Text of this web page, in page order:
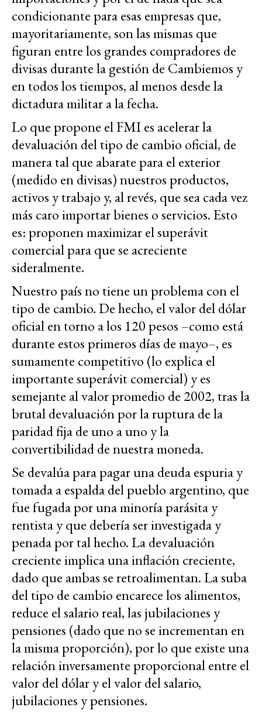
condicionante para esas empresas que,
mayoritariamente, son las mismas que
figuran entre los grandes compradores de
divisas durante la gestión de Cambiemos y
en todos los tiempos, al menos desde la
dictadura militar a la fecha.
Lo que propone el FMI es acelerar la
devaluación del tipo de cambio oficial, de
manera tal que abarate para el exterior
(medido en divisas) nuestros productos,
activos y trabajo y, al revés, que sea cada vez
más caro importar bienes o servicios. Esto
es: proponen maximizar el superávit
comercial para que se acreciente
sideralmente.
Nuestro país no tiene un problema con el
tipo de cambio. De hecho, el valor del dólar
oficial en torno a los 120 pesos –como está
durante estos primeros días de mayo–, es
sumamente competitivo (lo explica el
importante superávit comercial) y es
semejante al valor promedio de 2002, tras la
brutal devaluación por la ruptura de la
paridad fija de uno a uno y la
convertibilidad de nuestra moneda.
Se devalúa para pagar una deuda espuria y
tomada a espalda del pueblo argentino, que
fue fugada por una minoría parásita y
rentista y que debería ser investigada y
penada por tal hecho. La devaluación
creciente implica una inflación creciente,
dado que ambas se retroalimentan. La suba
del tipo de cambio encarece los alimentos,
reduce el salario real, las jubilaciones y
pensiones (dado que no se incrementan en
la misma proporción), por lo que existe una
relación inversamente proporcional entre el
valor del dólar y el valor del salario,
jubilaciones y pensiones.